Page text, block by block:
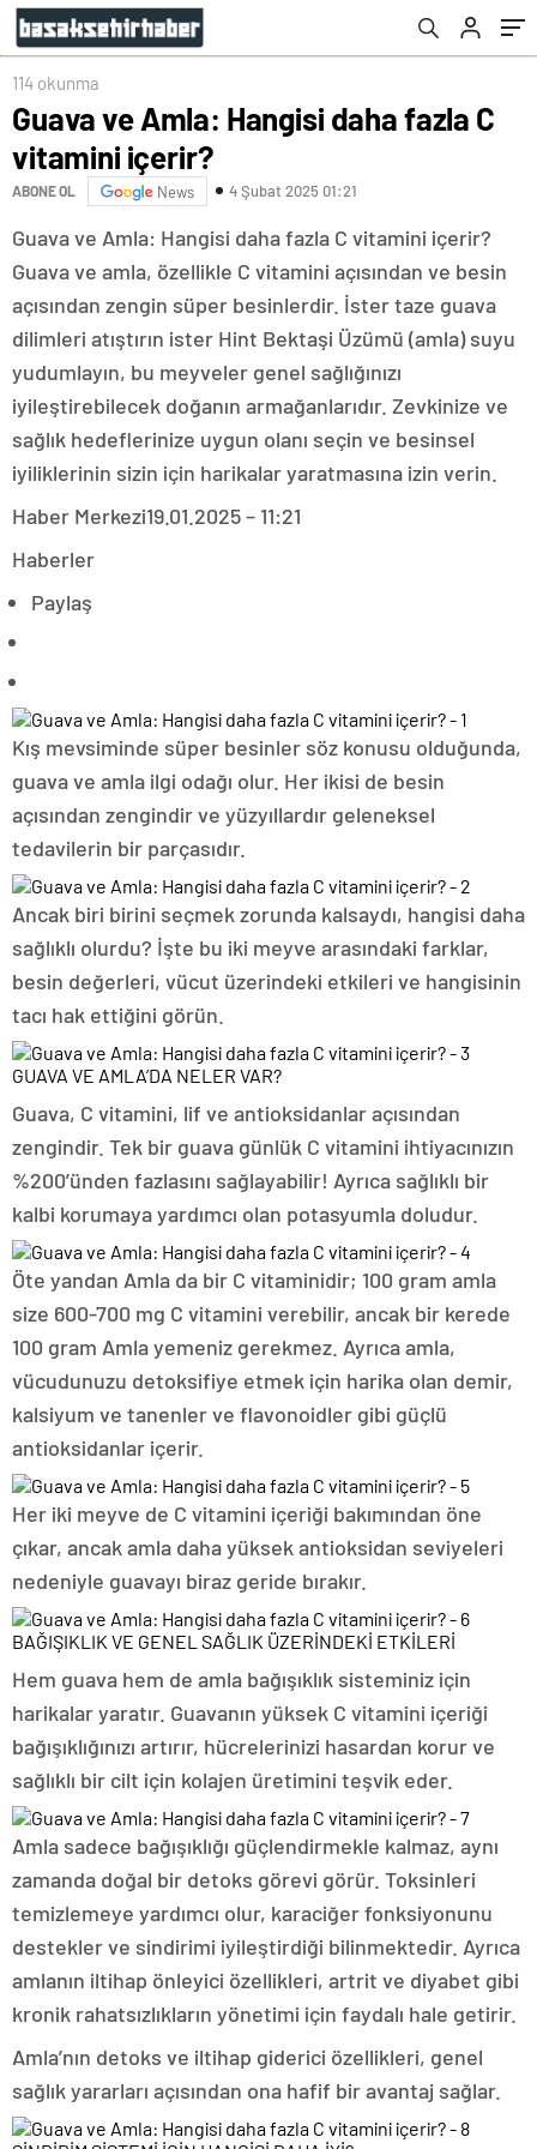
114 okunma
Guava ve Amla: Hangisi daha fazla C
vitamini içerir?
ABONE OL News 4 Şubat 2025 01:21
Guava ve Amla: Hangisi daha fazla C vitamini içerir?
Guava ve amla, özellikle C vitamini açısından ve besin
açısından zengin süper besinlerdir. İster taze guava
dilimleri atıştırın ister Hint Bektaşi Üzümü (amla) suyu
yudumlayın, bu meyveler genel sağlığınızı
iyileştirebilecek doğanın armağanlarıdır. Zevkinize ve
sağlık hedeflerinize uygun olanı seçin ve besinsel
iyiliklerinin sizin için harikalar yaratmasına izin verin.
Haber Merkezi19.01.2025 – 11:21
Haberler
Paylaş
Kış mevsiminde süper besinler söz konusu olduğunda,
guava ve amla ilgi odağı olur. Her ikisi de besin
açısından zengindir ve yüzyıllardır geleneksel
tedavilerin bir parçasıdır.
Ancak biri birini seçmek zorunda kalsaydı, hangisi daha
sağlıklı olurdu? İşte bu iki meyve arasındaki farklar,
besin değerleri, vücut üzerindeki etkileri ve hangisinin
tacı hak ettiğini görün.
GUAVA VE AMLA’DA NELER VAR?
Guava, C vitamini, lif ve antioksidanlar açısından
zengindir. Tek bir guava günlük C vitamini ihtiyacınızın
%200’ünden fazlasını sağlayabilir! Ayrıca sağlıklı bir
kalbi korumaya yardımcı olan potasyumla doludur.
Öte yandan Amla da bir C vitaminidir; 100 gram amla
size 600-700 mg C vitamini verebilir, ancak bir kerede
100 gram Amla yemeniz gerekmez. Ayrıca amla,
vücudunuzu detoksifiye etmek için harika olan demir,
kalsiyum ve tanenler ve flavonoidler gibi güçlü
antioksidanlar içerir.
Her iki meyve de C vitamini içeriği bakımından öne
çıkar, ancak amla daha yüksek antioksidan seviyeleri
nedeniyle guavayı biraz geride bırakır.
BAĞIŞIKLIK VE GENEL SAĞLIK ÜZERİNDEKİ ETKİLERİ
Hem guava hem de amla bağışıklık sisteminiz için
harikalar yaratır. Guavanın yüksek C vitamini içeriği
bağışıklığınızı artırır, hücrelerinizi hasardan korur ve
sağlıklı bir cilt için kolajen üretimini teşvik eder.
Amla sadece bağışıklığı güçlendirmekle kalmaz, aynı
zamanda doğal bir detoks görevi görür. Toksinleri
temizlemeye yardımcı olur, karaciğer fonksiyonunu
destekler ve sindirimi iyileştirdiği bilinmektedir. Ayrıca
amlanın iltihap önleyici özellikleri, artrit ve diyabet gibi
kronik rahatsızlıkların yönetimi için faydalı hale getirir.
Amla’nın detoks ve iltihap giderici özellikleri, genel
sağlık yararları açısından ona hafif bir avantaj sağlar.